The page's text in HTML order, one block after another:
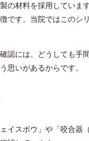
の材料を採用していま
です。当院ではこのシ
認には、どうしても手
思いがあるからです。
イスボウ」や「咬合器